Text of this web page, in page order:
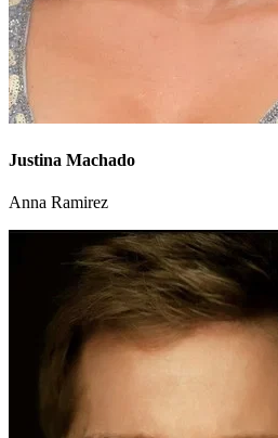
Justina Machado
Anna Ramirez